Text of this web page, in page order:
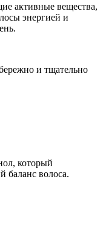
активные вещества,
энергией и
и тщательно
который
баланс волоса.